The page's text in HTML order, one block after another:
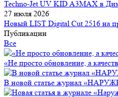
Techno-Jet UV KID A3MAX в
27 июля 2026
Новый LIST Digital Cut 2516 на
Публикации
Все
«Не просто обновление, а
В новой статье журнал